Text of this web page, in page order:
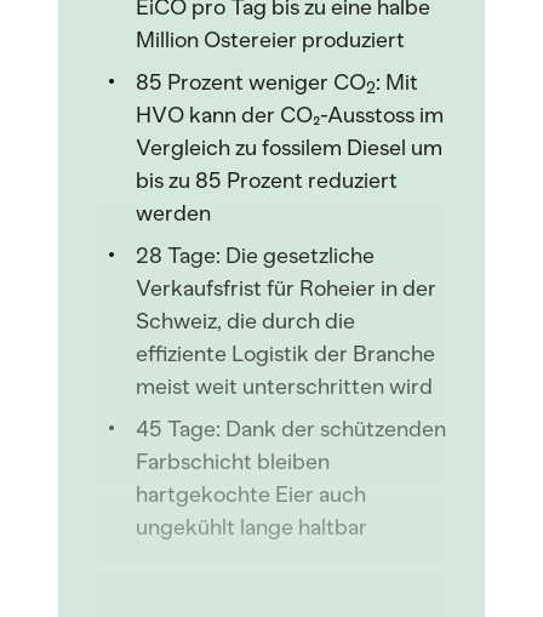
EiCO pro Tag bis zu eine halbe
Million Ostereier produziert
85 Prozent weniger CO2: Mit
HVO kann der CO₂-Ausstoss im
Vergleich zu fossilem Diesel um
bis zu 85 Prozent reduziert
werden
28 Tage: Die gesetzliche
Verkaufsfrist für Roheier in der
Schweiz, die durch die
effiziente Logistik der Branche
meist weit unterschritten wird
45 Tage: Dank der schützenden
Farbschicht bleiben
hartgekochte Eier auch
ungekühlt lange haltbar